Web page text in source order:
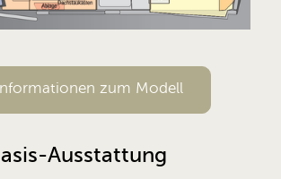
zum Modell
Ausstattung